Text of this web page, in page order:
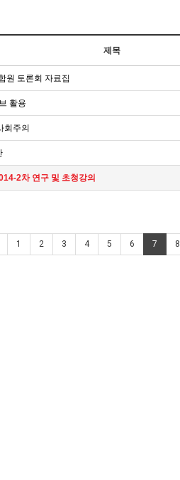
제목
원 토론회 자료집
활용
회주의
2차 연구 및 초청강의
1 2 3 4 5 6 7 8